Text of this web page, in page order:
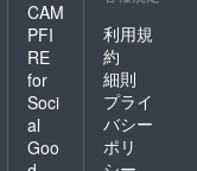
CAM
PFI
RE
for
Soci
al
Goo
利用規
約
細則
プライ
バシー
ポリ